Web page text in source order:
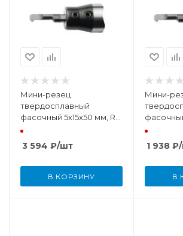
Мини-резец
твердосплавный
фасочный 5x15x50 мм, R
0,2
3 594 ₽/шт
В КОРЗИНУ
Мини-
0,2
1 938 ₽
В